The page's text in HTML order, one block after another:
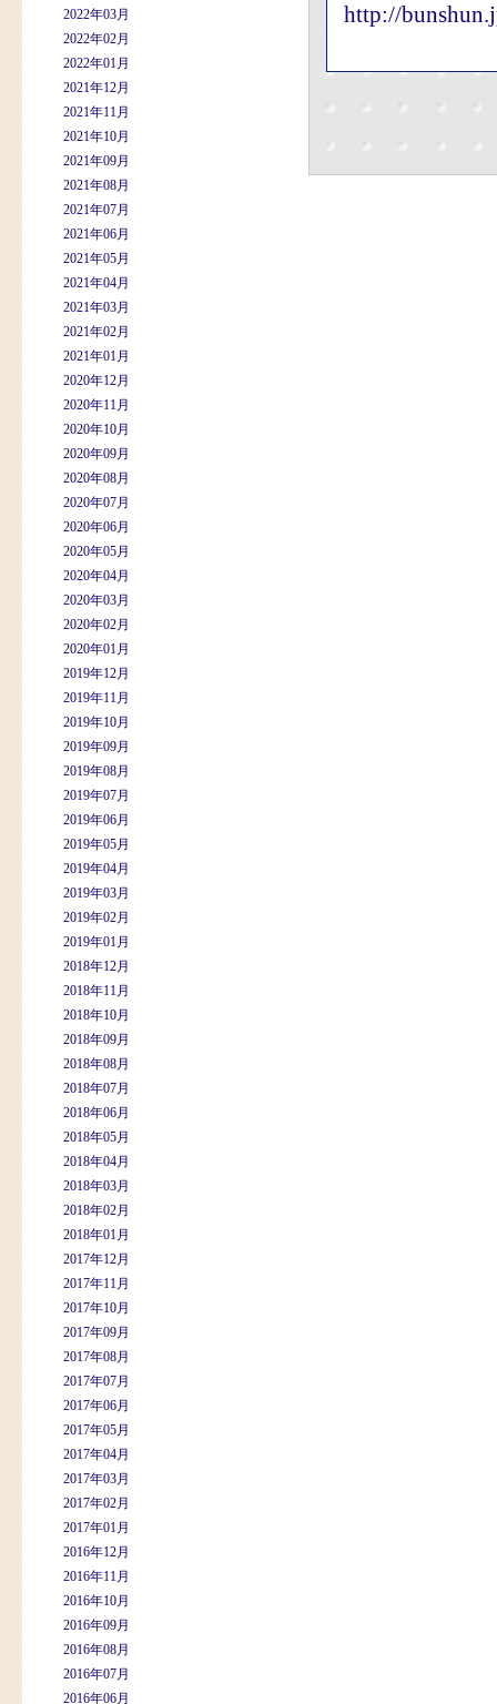
2022年03月
2022年02月
2022年01月
2021年12月
2021年11月
2021年10月
2021年09月
2021年08月
2021年07月
2021年06月
2021年05月
2021年04月
2021年03月
2021年02月
2021年01月
2020年12月
2020年11月
2020年10月
2020年09月
2020年08月
2020年07月
2020年06月
2020年05月
2020年04月
2020年03月
2020年02月
2020年01月
2019年12月
2019年11月
2019年10月
2019年09月
2019年08月
2019年07月
2019年06月
2019年05月
2019年04月
2019年03月
2019年02月
2019年01月
2018年12月
2018年11月
2018年10月
2018年09月
2018年08月
2018年07月
2018年06月
2018年05月
2018年04月
2018年03月
2018年02月
2018年01月
2017年12月
2017年11月
2017年10月
2017年09月
2017年08月
2017年07月
2017年06月
2017年05月
2017年04月
2017年03月
2017年02月
2017年01月
2016年12月
2016年11月
2016年10月
2016年09月
2016年08月
2016年07月
2016年06月
http://